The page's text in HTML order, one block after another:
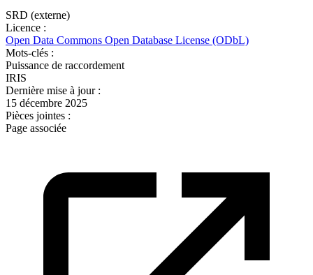
SRD (externe)
Licence :
Open Data Commons Open Database License (ODbL)
Mots-clés :
Puissance de raccordement
IRIS
Dernière mise à jour :
15 décembre 2025
Pièces jointes :
Page associée